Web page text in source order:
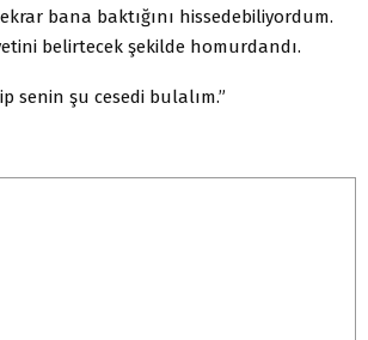
bana baktığını hissedebiliyordum.
belirtecek şekilde homurdandı.
senin şu cesedi bulalım.”